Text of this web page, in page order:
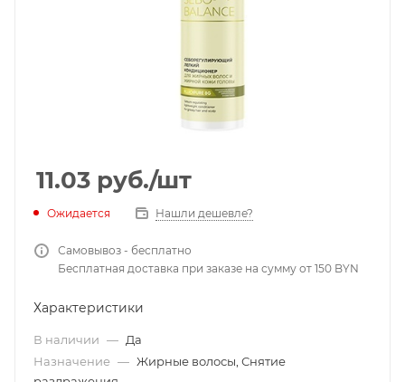
11.03 руб./шт
Ожидается Нашли дешевле?
Самовывоз - бесплатно
Бесплатная доставка при заказе на сумму от 150 BYN
Характеристики
В наличии — Да
Назначение — Жирные волосы, Снятие